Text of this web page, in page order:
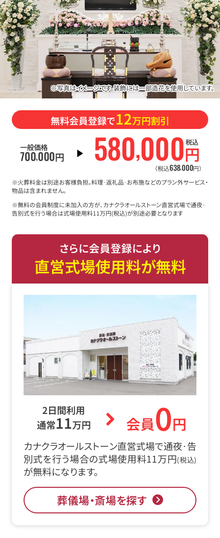
※写真はイメージです。装飾には一部造花を使用しています。
無料会員登録で12万円割引
一般価格
700,000円 580,000円
税込
（税込638,000円）
※火葬料金は別途お客様負担。料理･返礼品･お布施などのプラン外サービス・
物品は含まれません。
※無料の会員制度に未加入の方が､カナクラオールストーン直営式場で通夜･
告別式を行う場合は式場使用料11万円(税込)が別途必要となります
さらに会員登録により
直営式場使用料が無料
2日間利用
通常11万円 会員0円
カナクラオールストーン直営式場で通夜･告
別式を行う場合の式場使用料11万円(税込)
が無料になります。
葬儀場・斎場を探す